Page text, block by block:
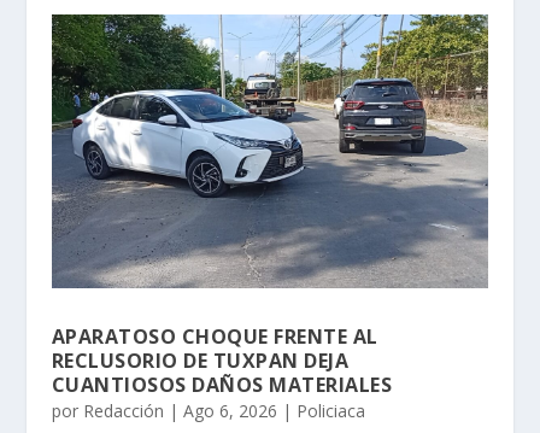
APARATOSO CHOQUE FRENTE AL
RECLUSORIO DE TUXPAN DEJA
CUANTIOSOS DAÑOS MATERIALES
por Redacción | Ago 6, 2026 | Policiaca